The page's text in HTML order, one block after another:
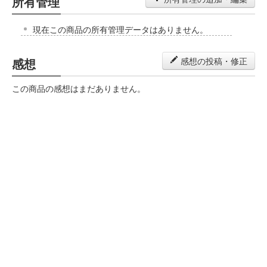
現在この商品の所有管理データはありません。
感想 感想の投稿・修正
この商品の感想はまだありません。